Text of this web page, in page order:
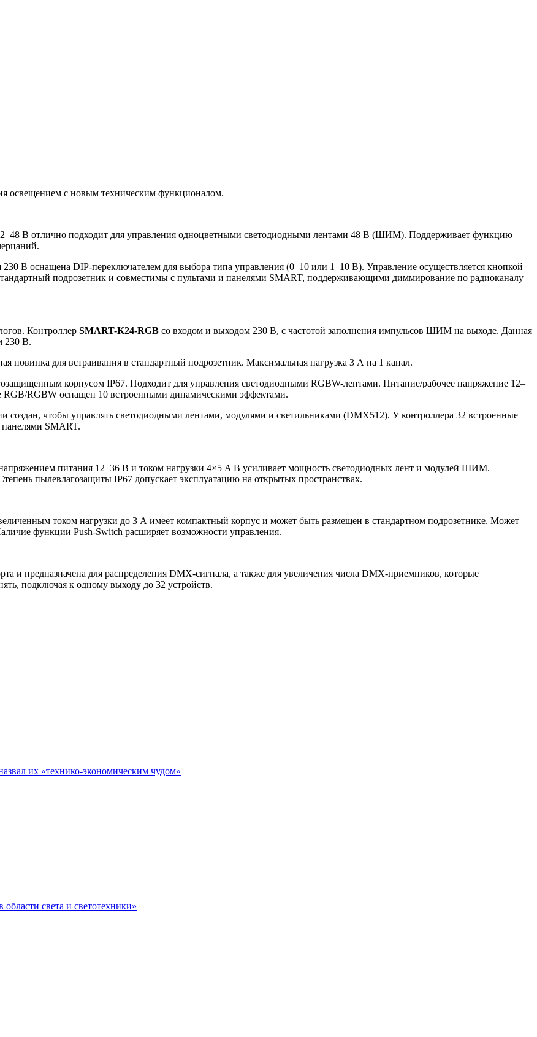
освещением с новым техническим функционалом.
В отлично подходит для управления одноцветными светодиодными лентами 48 В (ШИМ). Поддерживает функцию
В оснащена DIP-переключателем для выбора типа управления (0–10 или 1–10 В). Управление осуществляется кнопкой
подрозетник и совместимы с пультами и панелями SMART, поддерживающими диммирование по радиоканалу
Контроллер SMART-K24-RGB со входом и выходом 230 В, с частотой заполнения импульсов ШИМ на выходе. Данная
230 В.
для встраивания в стандартный подрозетник. Максимальная нагрузка 3 А на 1 канал.
корпусом IP67. Подходит для управления светодиодными RGBW-лентами. Питание/рабочее напряжение 12–
RGBW оснащен 10 встроенными динамическими эффектами.
создан, чтобы управлять светодиодными лентами, модулями и светильниками (DMX512). У контроллера 32 встроенные
панелями SMART.
питания 12–36 В и током нагрузки 4×5 A В усиливает мощность светодиодных лент и модулей ШИМ.
пылевлагозащиты IP67 допускает эксплуатацию на открытых пространствах.
током нагрузки до 3 А имеет компактный корпус и может быть размещен в стандартном подрозетнике. Может
функции Push-Switch расширяет возможности управления.
и предназначена для распределения DMX-сигнала, а также для увеличения числа DMX-приемников, которые
подключая к одному выходу до 32 устройств.
их «технико-экономическим чудом»
света и светотехники»